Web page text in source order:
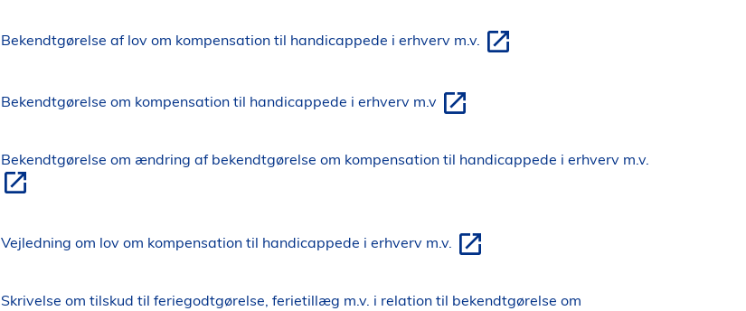
Bekendtgørelse af lov om kompensation til handicappede i erhverv m.v.
Bekendtgørelse om kompensation til handicappede i erhverv m.v
Bekendtgørelse om ændring af bekendtgørelse om kompensation til handicappede i erhverv m.v.
Vejledning om lov om kompensation til handicappede i erhverv m.v.
Skrivelse om tilskud til feriegodtgørelse, ferietillæg m.v. i relation til bekendtgørelse om